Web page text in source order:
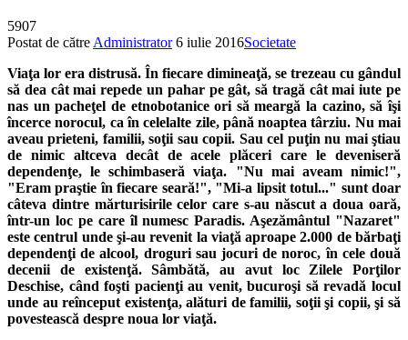
5907
Postat de către Administrator 6 iulie 2016Societate
Viaţa lor era distrusă. În fiecare dimineaţă, se trezeau cu gândul
să dea cât mai repede un pahar pe gât, să tragă cât mai iute pe
nas un pacheţel de etnobotanice ori să meargă la cazino, să îşi
încerce norocul, ca în celelalte zile, până noaptea târziu. Nu mai
aveau prieteni, familii, soţii sau copii. Sau cel puţin nu mai ştiau
de nimic altceva decât de acele plăceri care le deveniseră
dependenţe, le schimbaseră viaţa. "Nu mai aveam nimic!",
"Eram praştie în fiecare seară!", "Mi-a lipsit totul..." sunt doar
câteva dintre mărturisirile celor care s-au născut a doua oară,
într-un loc pe care îl numesc Paradis. Aşezământul "Nazaret"
este centrul unde şi-au revenit la viaţă aproape 2.000 de bărbaţi
dependenţi de alcool, droguri sau jocuri de noroc, în cele două
decenii de existenţă. Sâmbătă, au avut loc Zilele Porţilor
Deschise, când foşti pacienţi au venit, bucuroşi să revadă locul
unde au reînceput existenţa, alături de familii, soţii şi copii, şi să
povestească despre noua lor viaţă.